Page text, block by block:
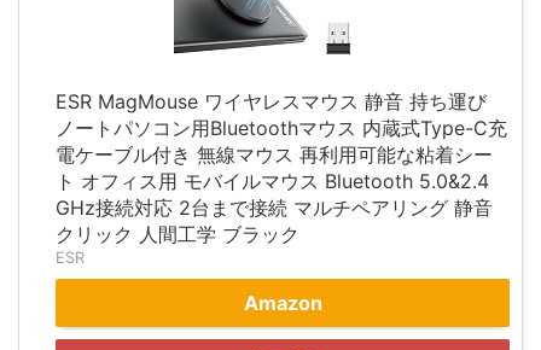
ESR MagMouse ワイヤレスマウス 静音 持ち運び
ノートパソコン用Bluetoothマウス 内蔵式Type-C充
電ケーブル付き 無線マウス 再利用可能な粘着シー
ト オフィス用 モバイルマウス Bluetooth 5.0&2.4
GHz接続対応 2台まで接続 マルチペアリング 静音
クリック 人間工学 ブラック
ESR
Amazon